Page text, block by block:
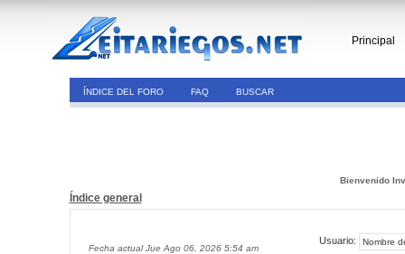
Principal
ÍNDICE DEL FORO FAQ BUSCAR
Bienvenido
Índice general
Fecha actual Jue Ago 06, 2026 5:54 am
Usuario: